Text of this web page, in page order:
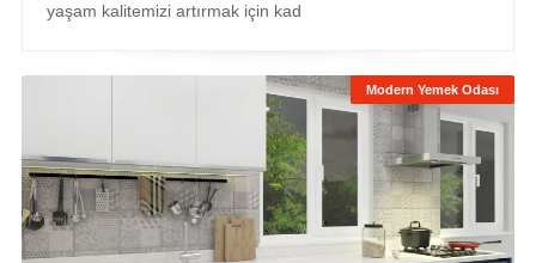
yaşam kalitemizi artırmak için kad
Modern Yemek Odası